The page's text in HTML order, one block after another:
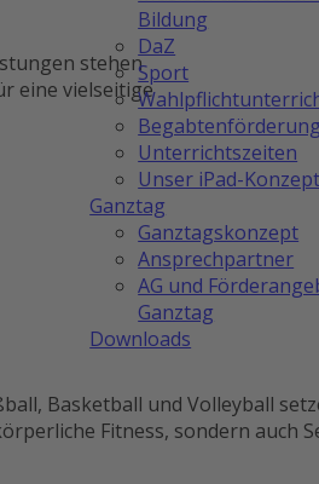
Bildung
DaZ
Sport
Begabtenförderung
Unterrichtszeiten
Unser iPad-Konzept
Ganztag
Ganztagskonzept
Ansprechpartner
AG und
Ganztag
Downloads
stehen
eine vielseitige
Basketball und Volleyball
Fitness, sondern auch